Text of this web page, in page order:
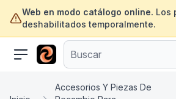
Web en modo catálogo online. Los
deshabilitados temporalmente.
ofertasinformatica.com
Accesorios Y Piezas De